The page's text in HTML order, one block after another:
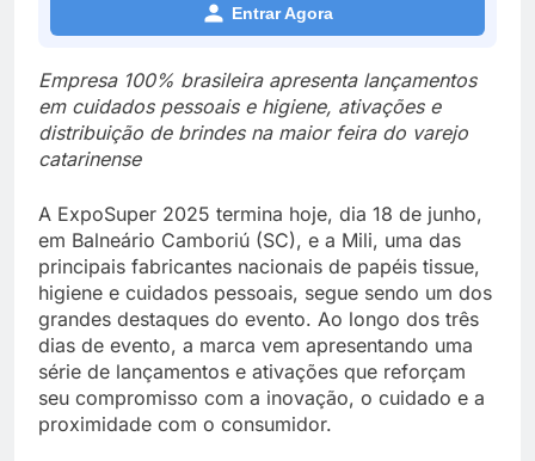
Entrar Agora
Empresa 100% brasileira apresenta lançamentos
em cuidados pessoais e higiene, ativações e
distribuição de brindes na maior feira do varejo
catarinense
A ExpoSuper 2025 termina hoje, dia 18 de junho,
em Balneário Camboriú (SC), e a Mili, uma das
principais fabricantes nacionais de papéis tissue,
higiene e cuidados pessoais, segue sendo um dos
grandes destaques do evento. Ao longo dos três
dias de evento, a marca vem apresentando uma
série de lançamentos e ativações que reforçam
seu compromisso com a inovação, o cuidado e a
proximidade com o consumidor.